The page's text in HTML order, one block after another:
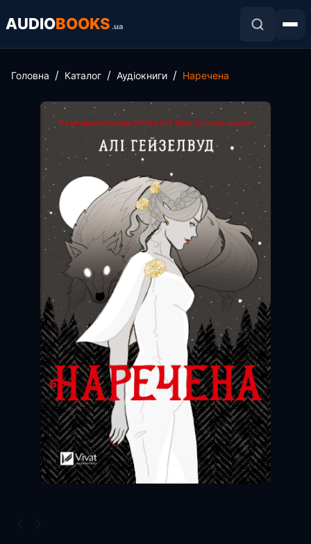
AUDIOBOOKS .ua
Головна Каталог Аудіокниги Наречена